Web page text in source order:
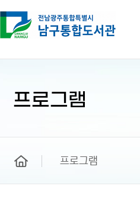
프로그램
프로그램